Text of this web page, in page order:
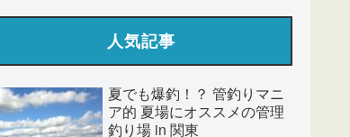
人気記事
夏でも爆釣！？ 管釣りマニ
ア的 夏場にオススメの管理
釣り場 in 関東